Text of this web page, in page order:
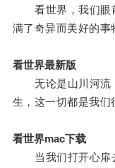
看世界，我们眼
满了奇异而美好的事
看世界最新版
无论是山川河流
生，这一切都是我们
看世界mac下载
当我们打开心扉